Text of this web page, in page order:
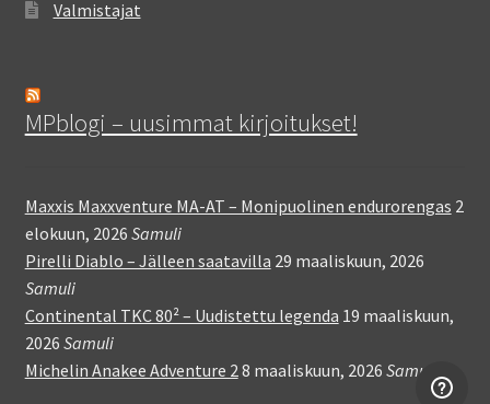
Valmistajat
MPblogi – uusimmat kirjoitukset!
Maxxis Maxxventure MA-AT – Monipuolinen endurorengas 2
elokuun, 2026 Samuli
Pirelli Diablo – Jälleen saatavilla 29 maaliskuun, 2026
Samuli
Continental TKC 80² – Uudistettu legenda 19 maaliskuun,
2026 Samuli
Michelin Anakee Adventure 2 8 maaliskuun, 2026 Samuli